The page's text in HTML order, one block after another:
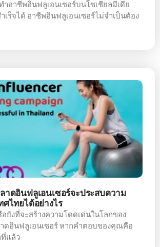
ำอาชีพอินฟลูเอนเซอร์บนโซเชียลมีเดีย
เร็จได้ อาชีพอินฟลูเอนเซอร์ไม่จำเป็นต้อง
าดอินฟลูเอนเซอร์จะประสบความ
ศไทยได้อย่างไร
ยังที่จะสร้างความโดดเด่นในโลกของ
ดอินฟลูเอนเซอร์ หากคำตอบของคุณคือ
ที่แล้ว